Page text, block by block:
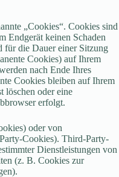
„Cookies“. Cookies sind
Endgerät keinen Schaden
für die Dauer einer Sitzung
Cookies) auf Ihrem
nach Ende Ihres
Cookies bleiben auf Ihrem
löschen oder eine
erfolgt.
oder von
Cookies). Third-Party-
Dienstleistungen von
(z. B. Cookies zur